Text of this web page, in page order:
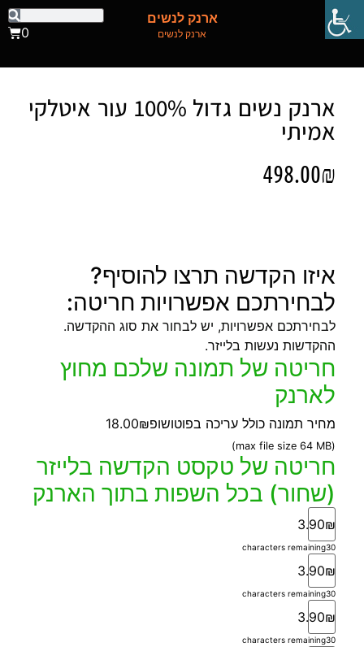
ארנק לנשים
ארנק לנשים 0
ארנק נשים גדול 100% עור איטלקי
אמיתי
498.00₪
איזו הקדשה תרצו להוסיף?
לבחירתכם אפשרויות חריטה:
לבחירתכם אפשרויות, יש לבחור את סוג ההקדשה.
ההקדשות נעשות בלייזר.
חריטה של תמונה שלכם מחוץ
לארנק
מחיר תמונה כולל עריכה בפוטושופ18.00₪
(max file size 64 MB)
חריטה של טקסט הקדשה בלייזר
(שחור) בכל השפות בתוך הארנק
3.90₪
30
characters remaining
3.90₪
30
characters remaining
3.90₪
30
characters remaining